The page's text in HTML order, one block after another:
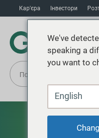
Кар'єра Інвестори
We've
speaking a
you want to
English